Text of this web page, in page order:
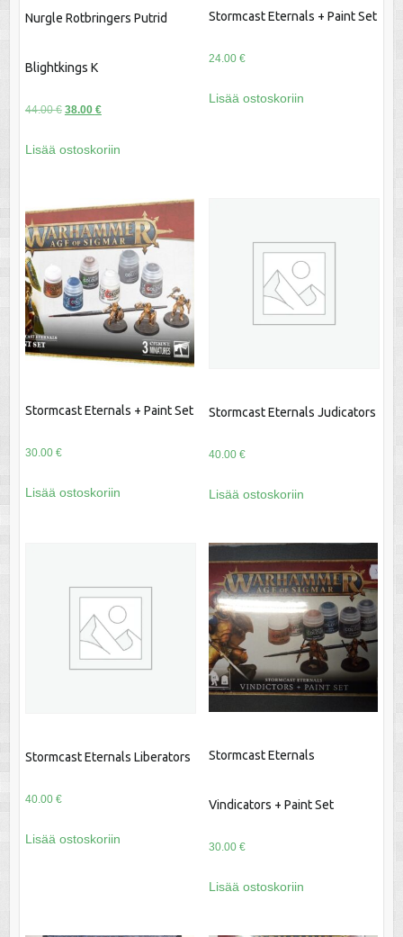
Nurgle Rotbringers Putrid
Blightkings K
44.00€ Alkuperäinen
oli:
38.00 €Nykyinen
on:
Lisää ostoskoriin
Stormcast Eternals + Paint Set
24.00 €
Lisää ostoskoriin
Stormcast Eternals + Paint Set
30.00 €
Lisää ostoskoriin
Stormcast Eternals Judicators
40.00 €
Lisää ostoskoriin
Stormcast Eternals Liberators
40.00 €
Lisää ostoskoriin
Stormcast Eternals
Vindicators + Paint Set
30.00 €
Lisää ostoskoriin